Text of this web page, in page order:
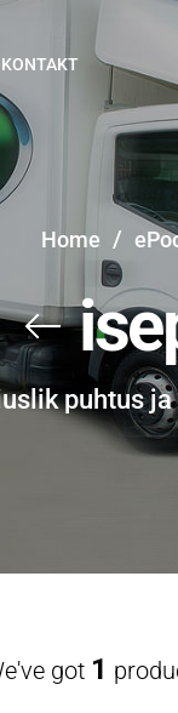
KONTAKT
Home /
puhtus
got 1